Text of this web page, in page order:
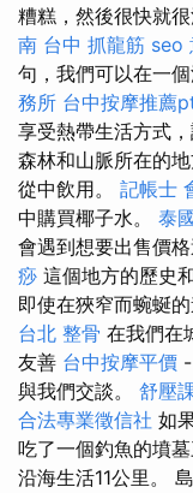
糟糕，然後很快就
南 台中 抓龍筋 seo
句，我們可以在一
務所 台中按摩推薦
享受熱帶生活方式
森林和山脈所在的
從中飲用。 記帳士
中購買椰子水。 泰
會遇到想要出售價
痧 這個地方的歷史
即使在狹窄而蜿蜒
台北 整骨 在我們在
友善 台中按摩平價
與我們交談。 舒壓
合法專業徵信社 如
吃了一個釣魚的墳
沿海生活11公里。